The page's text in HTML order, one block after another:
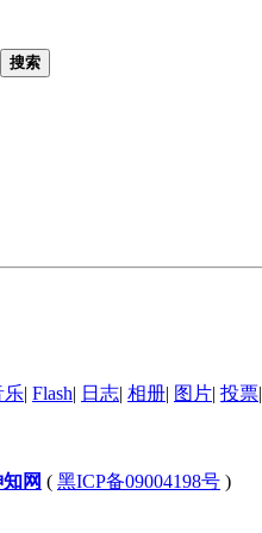
搜索
乐| Flash| 日志| 相册| 图片| 投票|
网 ( 黑ICP备09004198号 )